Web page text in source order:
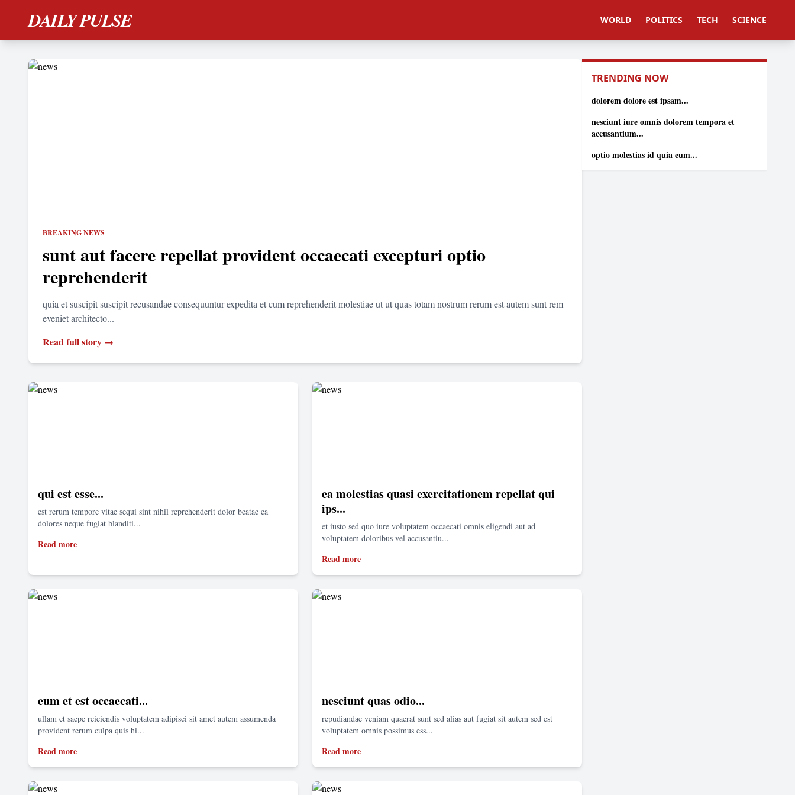
DAILY PULSE WORLD POLITICS TECH SCIENCE
BREAKING NEWS
sunt aut facere repellat provident occaecati excepturi optio
reprehenderit
quia et suscipit suscipit recusandae consequuntur expedita et cum reprehenderit molestiae ut ut quas totam nostrum rerum est autem sunt rem
eveniet architecto...
Read full story →
qui est esse...
est rerum tempore vitae sequi sint nihil reprehenderit dolor beatae ea
dolores neque fugiat blanditi...
Read more
ea molestias quasi exercitationem repellat qui
ips...
et iusto sed quo iure voluptatem occaecati omnis eligendi aut ad
voluptatem doloribus vel accusantiu...
Read more
eum et est occaecati...
ullam et saepe reiciendis voluptatem adipisci sit amet autem assumenda
provident rerum culpa quis hi...
Read more
nesciunt quas odio...
repudiandae veniam quaerat sunt sed alias aut fugiat sit autem sed est
voluptatem omnis possimus ess...
Read more
TRENDING NOW
dolorem dolore est ipsam...
nesciunt iure omnis dolorem tempora et
accusantium...
optio molestias id quia eum...